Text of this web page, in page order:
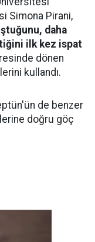
Simona Pirani,
daha
ilk kez ispat
dönen
kullandı.
de benzer
doğru göç